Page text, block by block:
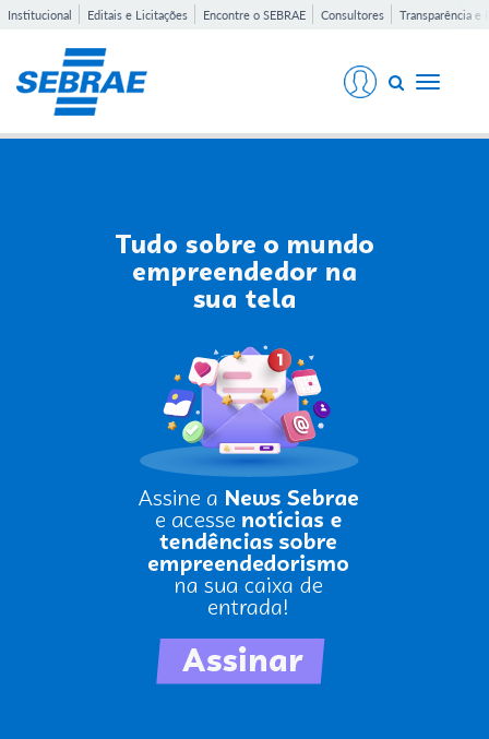
Institucional Editais e Licitações Encontre o SEBRAE Consultores Transparência e
Toggle